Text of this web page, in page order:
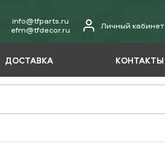
info@tfparts.ru
еfm@tfdecor.ru
Личный кабинет
ДОСТАВКА КОНТАКТЫ